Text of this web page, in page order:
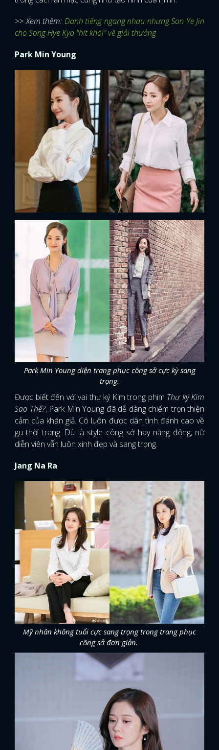
>> Xem thêm: Danh tiếng ngang nhau nhưng Son Ye Jin
cho Song Hye Kyo "hít khói" về giải thưởng
Park Min Young
Park Min Young diện trang phục công sở cực kỳ sang
trọng.
Được biết đến với vai thư ký Kim trong phim Thư ký Kim
Sao Thế?, Park Min Young đã dễ dàng chiếm trọn thiện
cảm của khán giả. Cô luôn được dân tình đánh cao về
gu thời trang. Dù là style công sở hay năng động, nữ
diễn viên vẫn luôn xinh đẹp và sang trọng.
Jang Na Ra
Mỹ nhân không tuổi cực sang trọng trong trang phục
công sở đơn giản.